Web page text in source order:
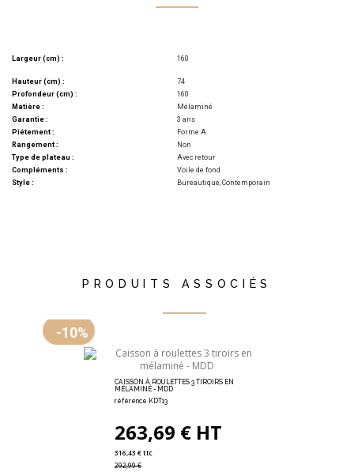
Largeur (cm) : 160
Hauteur (cm) :
74
Profondeur (cm) :
160
Matière :
Mélaminé
Garantie :
3 ans
Piétement :
Forme A
Rangement :
Non
Type de plateau :
Avec retour
Compléments :
Voile de fond
Style :
Bureautique, Contemporain
PRODUITS ASSOCIÉS
-10%
CAISSON À ROULETTES 3 TIROIRS EN
MÉLAMINÉ - MDD
référence KDT13
263,69 € HT
316,43 € ttc
292,99 €